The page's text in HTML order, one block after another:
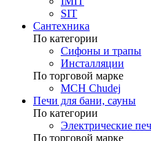
SIT
Сантехника
По категории
Сифоны и трапы
Инсталляции
По торговой марке
MCH Chudej
Печи для бани, сауны
По категории
Электрические
По торговой марке